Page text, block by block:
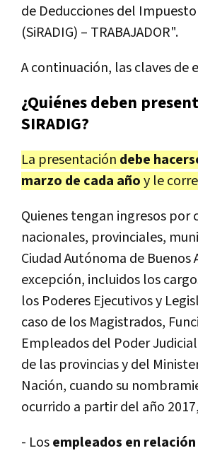
de Deducciones del
(SiRADIG) – TRABAJADOR".
A continuación, las claves de
¿Quiénes deben
SIRADIG?
La presentación debe
marzo de cada añoy le
Quienes tengan ingresos por
nacionales, provinciales,
Ciudad Autónoma de Buenos
excepción, incluidos los
los Poderes Ejecutivos y
caso de los Magistrados,
Empleados del Poder
de las provincias y del
Nación, cuando su
ocurrido a partir del año
- Losempleados en relación